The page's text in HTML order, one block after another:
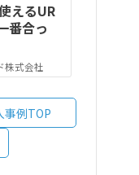
えるUR
番合っ
株式会社
事例TOP